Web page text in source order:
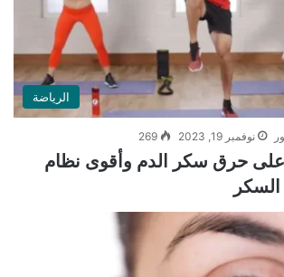
الرياضة
نوفمبر 19, 2023 269
على حرق سكر الدم وأقوى نظام